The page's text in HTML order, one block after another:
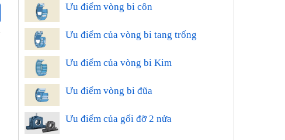
Ưu điểm vòng bi côn
Ưu điểm của vòng bi tang trống
Ưu điểm của vòng bi Kim
Ưu điểm vòng bi đũa
Ưu điểm của gối đỡ 2 nửa